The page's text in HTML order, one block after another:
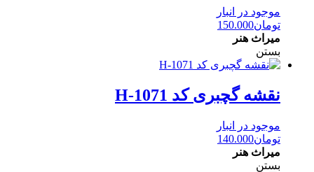
موجود در انبار
تومان150.000
میراث هنر
بستن
نقشه گچبری کد H-1071
موجود در انبار
تومان140.000
میراث هنر
بستن